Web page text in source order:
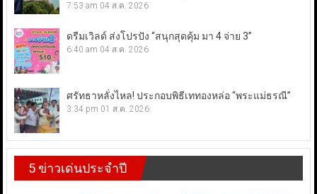
7:53 am 04 ส.ค. 2026
ดรีมเวิลด์ ส่งโปรปัง “สนุกสุดคุ้ม มา 4 จ่าย 3”
6:40 am 04 ส.ค. 2026
ศรัทธาหลั่งไหล! ประกอบพิธีเททองหล่อ “พระแม่ธรณี”
3:34 pm 01 ส.ค. 2026
5 ข่าวเด่นประจำปี